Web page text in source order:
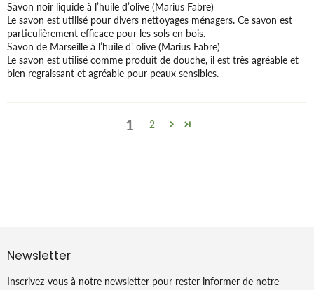
Savon noir liquide à l’huile d’olive (Marius Fabre)
Le savon est utilisé pour divers nettoyages ménagers. Ce savon est
particulièrement efficace pour les sols en bois.
Savon de Marseille à l’huile d’ olive (Marius Fabre)
Le savon est utilisé comme produit de douche, il est très agréable et
bien regraissant et agréable pour peaux sensibles.
1 2
Newsletter
Inscrivez-vous à notre newsletter pour rester informer de notre